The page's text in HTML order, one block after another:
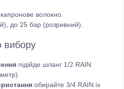
волокно.
до 25 бар (розривний).
вибору
підійде шланг 1/2 RAIN
обирайте 3/4 RAIN із